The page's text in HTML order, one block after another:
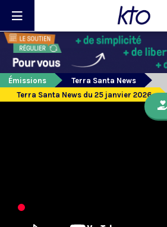
Émissions
Terra Santa News
Terra Santa News du 25 janvier 2026